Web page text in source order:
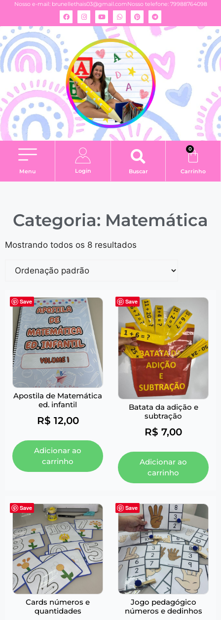
Nosso e-mail: brunellethais03@gmail.comNosso telefone: 79988764098
Menu Login Buscar
0
Carrinho
Categoria: Matemática
Mostrando todos os 8 resultados
Save
Apostila de Matemática
ed. infantil
R$ 12,00
Adicionar ao
carrinho
Save
Batata da adição e
subtração
R$ 7,00
Adicionar ao
carrinho
Save
Cards números e
quantidades
Save
Jogo pedagógico
números e dedinhos